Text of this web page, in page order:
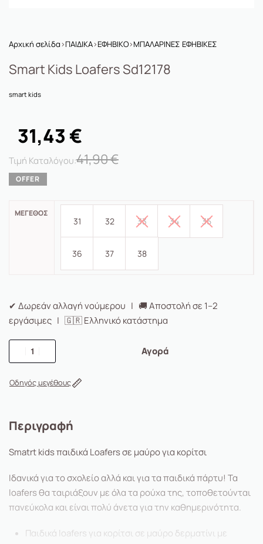
Αρχική σελίδα›ΠΑΙΔΙΚΑ›ΕΦΗΒΙΚΟ›ΜΠΑΛΑΡΙΝΕΣ ΕΦΗΒΙΚΕΣ
Smart Kids Loafers Sd12178
smart kids
41,90€
31,43 €
ΜΈΓΕΘΟΣ
31 32 33 34 35
36 37 38
✔ Δωρεάν αλλαγή νούμερου | 🚚 Αποστολή σε 1–2
εργάσιμες | 🇬🇷 Ελληνικό κατάστημα
Αγορά
Οδηγός μεγέθους
Περιγραφή
Smatrt kids παιδικά Loafers σε μαύρο για κορίτσι
Ιδανικά για το σχολείο αλλά και για τα παιδικά πάρτυ! Τα
loafers θα ταιριάξουν με όλα τα ρούχα της, τοποθετούνται
πανεύκολα και είναι πολύ άνετα για την καθημερινότητα.
Παιδικά loafers για κορίτσι σε μαύρο δερματίνι με